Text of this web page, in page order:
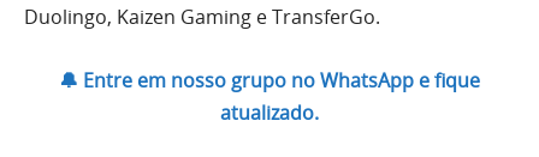
Duolingo, Kaizen Gaming e TransferGo.
🔔 Entre em nosso grupo no WhatsApp e fique
atualizado.